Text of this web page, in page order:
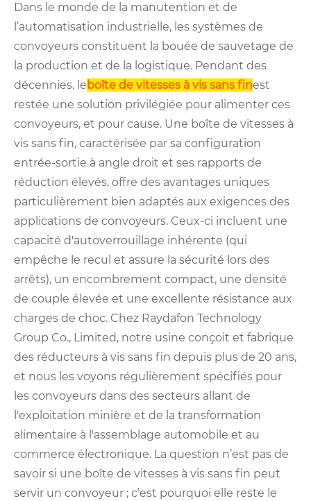
Dans le monde de la manutention et de
l’automatisation industrielle, les systèmes de
convoyeurs constituent la bouée de sauvetage de
la production et de la logistique. Pendant des
décennies, le boîte de vitesses à vis sans finest
restée une solution privilégiée pour alimenter ces
convoyeurs, et pour cause. Une boîte de vitesses à
vis sans fin, caractérisée par sa configuration
entrée-sortie à angle droit et ses rapports de
réduction élevés, offre des avantages uniques
particulièrement bien adaptés aux exigences des
applications de convoyeurs. Ceux-ci incluent une
capacité d'autoverrouillage inhérente (qui
empêche le recul et assure la sécurité lors des
arrêts), un encombrement compact, une densité
de couple élevée et une excellente résistance aux
charges de choc. Chez Raydafon Technology
Group Co., Limited, notre usine conçoit et fabrique
des réducteurs à vis sans fin depuis plus de 20 ans,
et nous les voyons régulièrement spécifiés pour
les convoyeurs dans des secteurs allant de
l'exploitation minière et de la transformation
alimentaire à l'assemblage automobile et au
commerce électronique. La question n’est pas de
savoir si une boîte de vitesses à vis sans fin peut
servir un convoyeur ; c’est pourquoi elle reste le